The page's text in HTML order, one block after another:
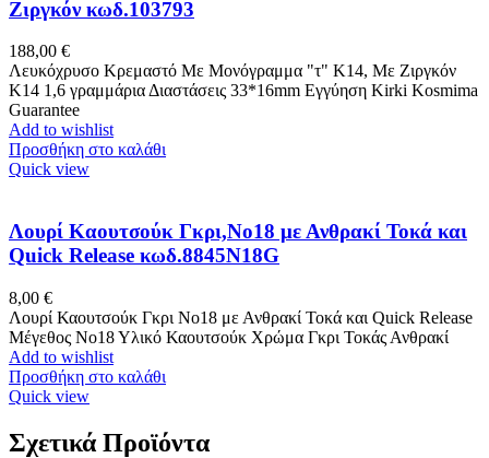
Ζιργκόν κωδ.103793
188,00 €
Λευκόχρυσο Κρεμαστό Με Μονόγραμμα "τ" K14, Με Ζιργκόν
Κ14 1,6 γραμμάρια Διαστάσεις 33*16mm Εγγύηση Kirki Kosmima
Guarantee
Add to wishlist
Προσθήκη στο καλάθι
Quick view
Λουρί Καουτσούκ Γκρι,No18 με Ανθρακί Τοκά και
Quick Release κωδ.8845N18G
8,00 €
Λουρί Καουτσούκ Γκρι No18 με Ανθρακί Τοκά και Quick Release
Μέγεθος Νο18 Υλικό Καουτσούκ Χρώμα Γκρι Τοκάς Ανθρακί
Add to wishlist
Προσθήκη στο καλάθι
Quick view
Σχετικά Προϊόντα